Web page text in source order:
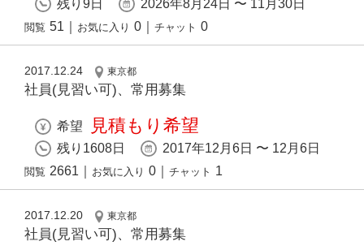
残り9日 2026年8月24日 〜 11月30日
閲覧 51 お気に入り 0 チャット 0
2017.12.24 東京都
社員(見習い可)、常用募集
希望 見積もり希望
残り1608日 2017年12月6日 〜 12月6日
閲覧 2661 お気に入り 0 チャット 1
2017.12.20 東京都
社員(見習い可)、常用募集